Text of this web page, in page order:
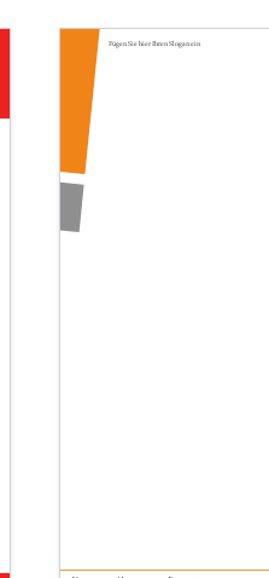
Fügen Sie hier Ihren Slogan ein